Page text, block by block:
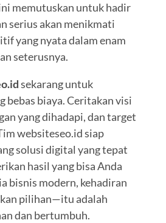
memutuskan untuk hadir
serius akan menikmati
yang nyata dalam enam
seterusnya.
sekarang untuk
bebas biaya. Ceritakan visi
yang dihadapi, dan target
websiteseo.id siap
solusi digital yang tepat
hasil yang bisa Anda
bisnis modern, kehadiran
pilihan—itu adalah
dan bertumbuh.